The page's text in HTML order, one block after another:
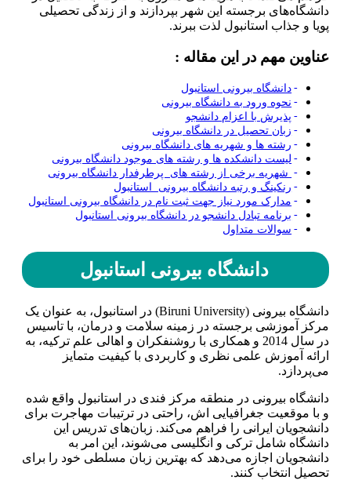
دانشگاه‌های برجسته این شهر بپردازند و از زندگی تحصیلی
پویا و جذاب استانبول لذت ببرند.
عناوین مهم در این مقاله :
دانشگاه‌ بیرونی استانبول
نحوه ورود به دانشگاه بیرونی
پذیرش با اعزام دانشجو
زبان تحصیل در دانشگاه بیرونی
رشته ها و شهریه های دانشگاه بیرونی
لیست دانشکده ها و رشته های موجود دانشگاه بیرونی
شهریه برخی از رشته های پرطرفدار دانشگاه بیرونی
رنکینگ و رتبه دانشگاه بیرونی استانبول
مدارک مورد نیاز جهت ثبت نام در دانشگاه بیرونی استانبول
برنامه تبادل دانشجو در دانشگاه بیرونی استانبول
سوالات متداول
دانشگاه‌ بیرونی استانبول
دانشگاه بیرونی (Biruni University) در استانبول، به عنوان یک
مرکز آموزشی برجسته در زمینه سلامت و درمان، با تاسیس
در سال 2014 و همکاری با روشنفکران و اهالی علم ترکیه، به
ارائه آموزش علمی نظری و کاربردی با کیفیت متمایز
می‌پردازد.
دانشگاه بیرونی در منطقه مرکز فندی در استانبول واقع شده
و با موقعیت جغرافیایی اش، راحتی در ترتیبات مهاجرت برای
دانشجویان ایرانی را فراهم می‌کند. زبان‌های تدریس این
دانشگاه شامل ترکی و انگلیسی می‌شوند، این امر به
دانشجویان اجازه می‌دهد که بهترین زبان مسلطی خود را برای
تحصیل انتخاب کنند.